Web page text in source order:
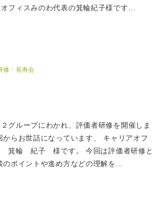
フィスみのわ代表の箕輪紀子様です...
修 / 長寿会
グループにわかれ、評価者研修を開催しま
からお世話になっています、 キャリアオフ
箕輪 紀子 様です。 今回は評価者研修と
のポイントや進め方などの理解を...